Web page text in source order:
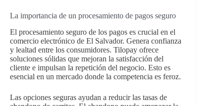
La importancia de un procesamiento de pagos seguro
El procesamiento seguro de los pagos es crucial en el
comercio electrónico de El Salvador. Genera confianza
y lealtad entre los consumidores. Tilopay ofrece
soluciones sólidas que mejoran la satisfacción del
cliente e impulsan la repetición del negocio. Esto es
esencial en un mercado donde la competencia es feroz.
Las opciones seguras ayudan a reducir las tasas de